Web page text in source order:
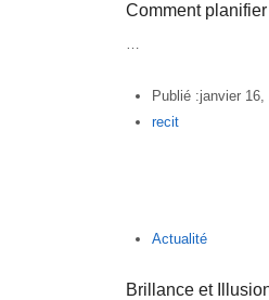
Comment
…
Publié :janvier 16,
Author
recit
Actualité
Brillance et